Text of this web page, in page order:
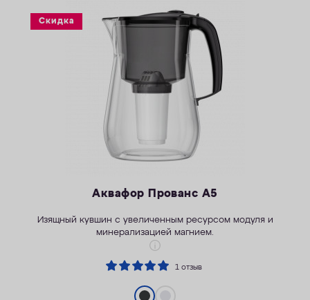
ОПЛАТАСкидка
Аквафор Прованс А5
Изящный кувшин с увеличенным ресурсом модуля и
минерализацией магнием.
1 отзыв